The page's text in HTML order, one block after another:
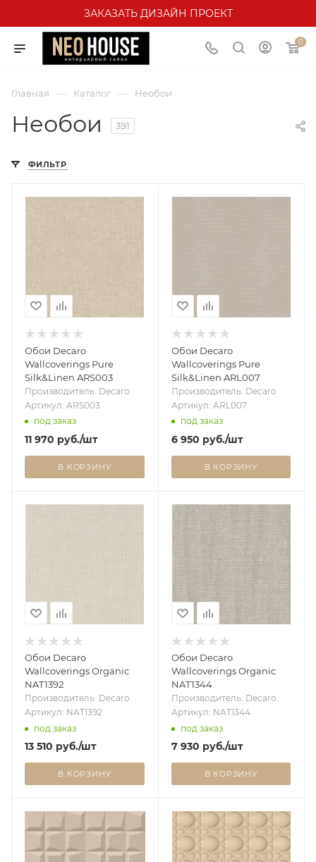
ЗАКАЗАТЬ ДИЗАЙН ПРОЕКТ
0
Главная — Каталог — Необои
Необои 391
ФИЛЬТР
Обои Decaro
Wallcoverings Pure
Silk&Linen ARS003
Производитель: Decaro
Артикул: ARS003
под заказ
11 970 руб./шт
В КОРЗИНУ
Обои Decaro
Wallcoverings Pure
Silk&Linen ARL007
Производитель: Decaro
Артикул: ARL007
под заказ
6 950 руб./шт
В КОРЗИНУ
Обои Decaro
Wallcoverings Organic
NAT1392
Производитель: Decaro
Артикул: NAT1392
под заказ
13 510 руб./шт
В КОРЗИНУ
Обои Decaro
Wallcoverings Organic
NAT1344
Производитель: Decaro
Артикул: NAT1344
под заказ
7 930 руб./шт
В КОРЗИНУ